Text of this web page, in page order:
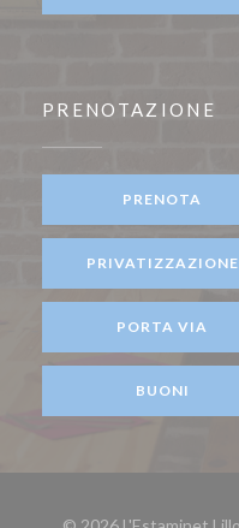
PRENOTAZIONE
PRENOTA
PRIVATIZZAZIONE
PORTA VIA
BUONI